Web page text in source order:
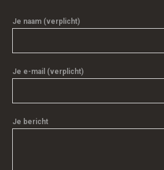
Je naam (verplicht)
Je e-mail (verplicht)
Je bericht